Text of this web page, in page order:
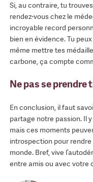
Si, au contraire, tu
rendez-vous chez le
incroyable record
bien en évidence. Tu
même mettre tes
carbone, ça compte
Ne pas se prendre
En conclusion, il faut
partage notre passion. Il
mais ces moments
introspection pour
monde. Bref, vive
entre amis ou avec votre